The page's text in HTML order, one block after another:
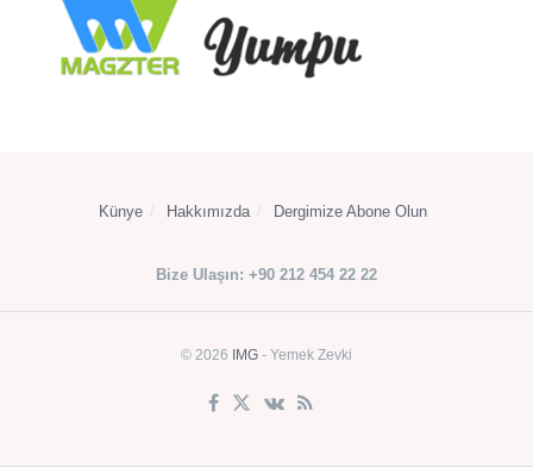
Künye Hakkımızda Dergimize Abone Olun
Bize Ulaşın: +90 212 454 22 22
© 2026 IMG - Yemek Zevki